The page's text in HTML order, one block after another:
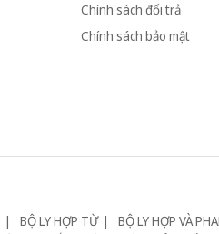
Chính sách đổi trả
Chính sách bảo mật
BỘ LY HỢP TỪ BỘ LY HỢP VÀ